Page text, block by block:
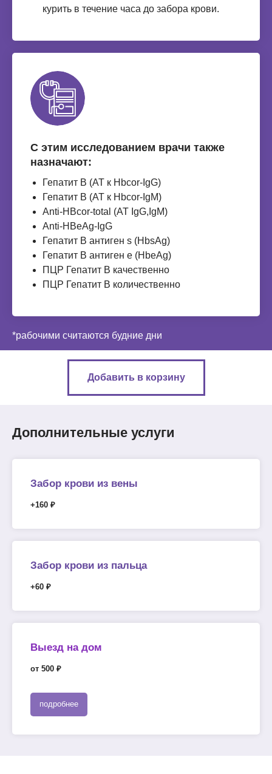
курить в течение часа до забора крови.
С этим исследованием врачи также
назначают:
Гепатит В (АТ к Нbcor-IgG)
Гепатит В (АТ к Нbcor-IgM)
Anti-НВcor-total (АТ IgG,IgМ)
Anti-НВеAg-IgG
Гепатит В антиген s (НbsAg)
Гепатит В антиген e (НbeAg)
ПЦР Гепатит В качественно
ПЦР Гепатит В количественно
*рабочими считаются будние дни
Добавить в корзину
Дополнительные услуги
Забор крови из вены
+160 ₽
Забор крови из пальца
+60 ₽
Выезд на дом
от 500 ₽
подробнее